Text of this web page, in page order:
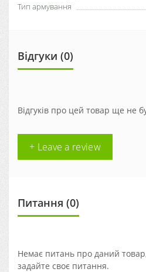
Тип армування
Відгуки (0)
Відгуків про цей товар ще не
+ Leave a review
Питання (0)
Немає питань про даний
задайте своє питання.